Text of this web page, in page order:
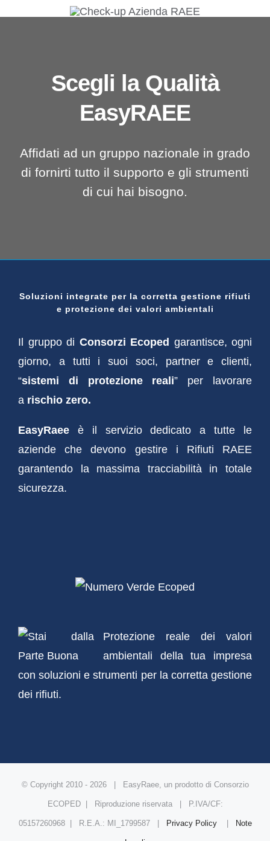
Scegli la Qualità
EasyRAEE
Affidati ad un gruppo nazionale in grado
di fornirti tutto il supporto e gli strumenti
di cui hai bisogno.
Soluzioni integrate per la corretta gestione rifiuti
e protezione dei valori ambientali
Il gruppo di Consorzi Ecoped garantisce, ogni
giorno, a tutti i suoi soci, partner e clienti,
“sistemi di protezione reali” per lavorare
a rischio zero.
EasyRaee è il servizio dedicato a tutte le
aziende che devono gestire i Rifiuti RAEE
garantendo la massima tracciabilità in totale
sicurezza.
Protezione reale dei valori
ambientali della tua impresa
con soluzioni e strumenti per la corretta gestione
dei rifiuti.
© Copyright 2010 - 2026 | EasyRaee, un prodotto di Consorzio
ECOPED | Riproduzione riservata | P.IVA/CF:
05157260968 | R.E.A.: MI_1799587 | Privacy Policy | Note